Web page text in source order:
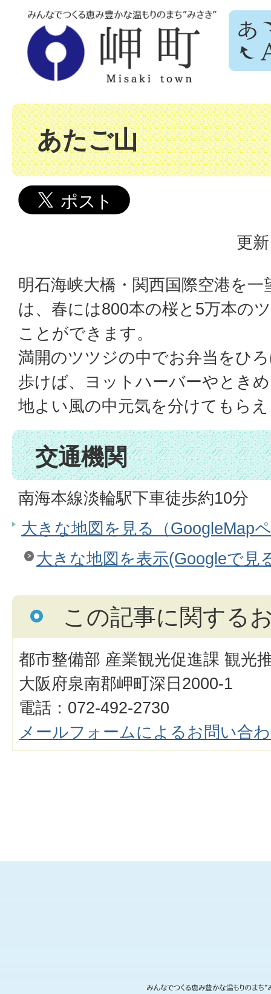
あたご山
更
明石海峡大橋・関西国際空港を
は、春には800本の桜と5万本の
ことができます。
満開のツツジの中でお弁当をひ
歩けば、ヨットハーバーやとき
地よい風の中元気を分けてもら
交通機関
南海本線淡輪駅下車徒歩約10分
大きな地図を見る（GoogleMap
大きな地図を表示(Googleで見
この記事に関する
都市整備部 産業観光促進課 観光
大阪府泉南郡岬町深日2000-1
電話：072-492-2730
メールフォームによるお問い合